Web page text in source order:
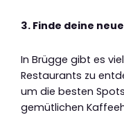
3. Finde deine
In Brügge gibt es
Restaurants zu
um die besten
gemütlichen